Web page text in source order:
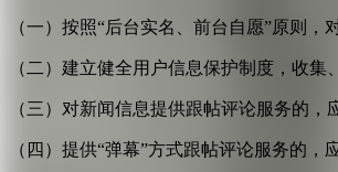
（一）按照“后台实名、前台自愿”原则
（二）建立健全用户信息保护制度，收
（三）对新闻信息提供跟帖评论服务的，
（四）提供“弹幕”方式跟帖评论服务的